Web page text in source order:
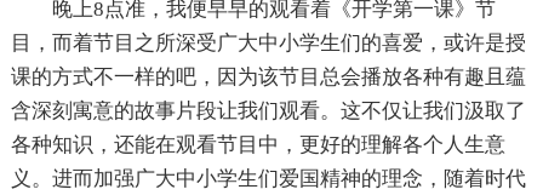
晚上8点准，我便早早的观看着《开学第一课》节
目，而着节目之所深受广大中小学生们的喜爱，或许是授
课的方式不一样的吧，因为该节目总会播放各种有趣且蕴
含深刻寓意的故事片段让我们观看。这不仅让我们汲取了
各种知识，还能在观看节目中，更好的理解各个人生意
义。进而加强广大中小学生们爱国精神的理念，随着时代